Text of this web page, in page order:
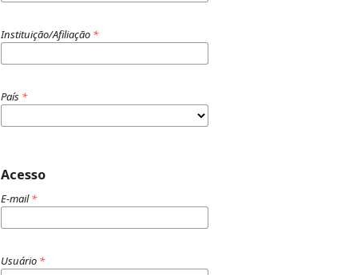
Instituição/Afiliação *
País *
Acesso
E-mail*
Usuário *